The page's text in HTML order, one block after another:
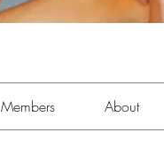
Members About